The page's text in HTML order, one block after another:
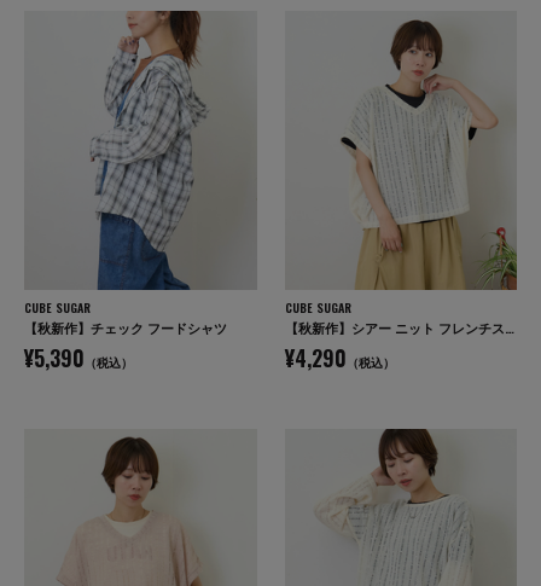
CUBE SUGAR
【秋新作】チェック フードシャツ
¥5,390 （税込）
CUBE SUGAR
【秋新作】シアー ニット フレンチスリーブ プルオーバー
¥4,290 （税込）